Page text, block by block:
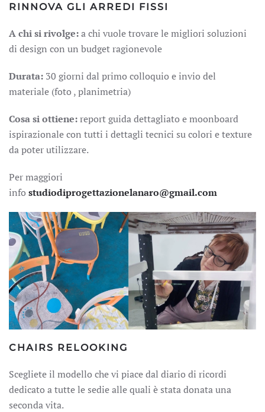
RINNOVA GLI ARREDI FISSI
A chi si rivolge:a chi vuole trovare le migliori soluzioni
di design con un budget ragionevole
Durata: 30 giorni dal primo colloquio e invio del
materiale (foto , planimetria)
Cosa si ottiene:report guida dettagliato e moonboard
ispirazionale con tutti i dettagli tecnici su colori e texture
da poter utilizzare.
Per maggiori
info studiodiprogettazionelanaro@gmail.com
CHAIRS RELOOKING
Scegliete il modello che vi piace dal diario di ricordi
dedicato a tutte le sedie alle quali è stata donata una
seconda vita.